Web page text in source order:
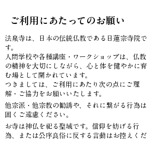
ご利用にあたってのお願い
法泉寺は、日本の伝統仏教である日蓮宗寺院で
す。
人間学校や各種講座・ワークショップは、仏教
の精神を大切にしながら、心と体を健やかに育
む場として開かれています。
つきましては、ご利用にあたり次の点にご理
解・ご協力をお願いいたします。
他宗派・他宗教の勧誘や、それに繋がる行為は
固くご遠慮ください。
お寺は神仏を祀る聖域です。信仰を妨げる行
為、または公序良俗に反する言動はお控えくだ